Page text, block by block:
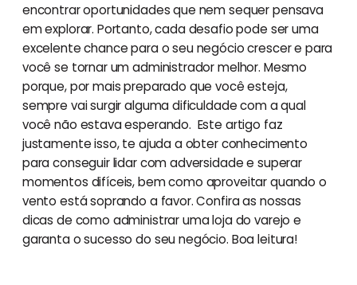
encontrar oportunidades que nem sequer pensava
em explorar. Portanto, cada desafio pode ser uma
excelente chance para o seu negócio crescer e para
você se tornar um administrador melhor. Mesmo
porque, por mais preparado que você esteja,
sempre vai surgir alguma dificuldade com a qual
você não estava esperando. Este artigo faz
justamente isso, te ajuda a obter conhecimento
para conseguir lidar com adversidade e superar
momentos difíceis, bem como aproveitar quando o
vento está soprando a favor. Confira as nossas
dicas de como administrar uma loja do varejo e
garanta o sucesso do seu negócio. Boa leitura!